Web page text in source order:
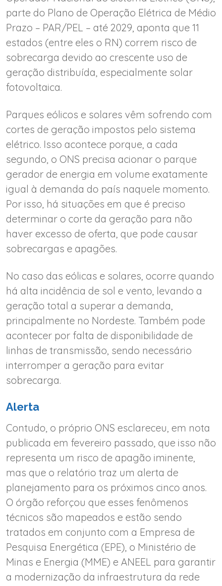
parte do Plano de Operação Elétrica de Médio
Prazo – PAR/PEL – até 2029, aponta que 11
estados (entre eles o RN) correm risco de
sobrecarga devido ao crescente uso de
geração distribuída, especialmente solar
fotovoltaica.
Parques eólicos e solares vêm sofrendo com
cortes de geração impostos pelo sistema
elétrico. Isso acontece porque, a cada
segundo, o ONS precisa acionar o parque
gerador de energia em volume exatamente
igual à demanda do país naquele momento.
Por isso, há situações em que é preciso
determinar o corte da geração para não
haver excesso de oferta, que pode causar
sobrecargas e apagões.
No caso das eólicas e solares, ocorre quando
há alta incidência de sol e vento, levando a
geração total a superar a demanda,
principalmente no Nordeste. Também pode
acontecer por falta de disponibilidade de
linhas de transmissão, sendo necessário
interromper a geração para evitar
sobrecarga.
Alerta
Contudo, o próprio ONS esclareceu, em nota
publicada em fevereiro passado, que isso não
representa um risco de apagão iminente,
mas que o relatório traz um alerta de
planejamento para os próximos cinco anos.
O órgão reforçou que esses fenômenos
técnicos são mapeados e estão sendo
tratados em conjunto com a Empresa de
Pesquisa Energética (EPE), o Ministério de
Minas e Energia (MME) e ANEEL para garantir
a modernização da infraestrutura da rede